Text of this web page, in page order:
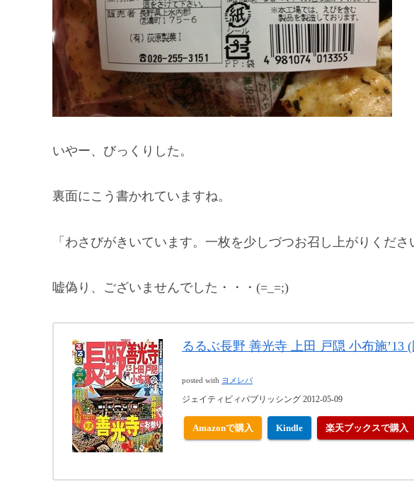
いやー、びっくりした。
裏面にこう書かれていますね。
「わさびがきいています。一枚を少しづつお召し上がりくださ
嘘偽り、ございませんでした・・・(=_=;)
るるぶ長野 善光寺 上田 戸隠 小布施’13
posted with ヨメレバ
ジェイティビィパブリッシング 2012-05-09
Amazonで購入 Kindle 楽天ブックスで購入